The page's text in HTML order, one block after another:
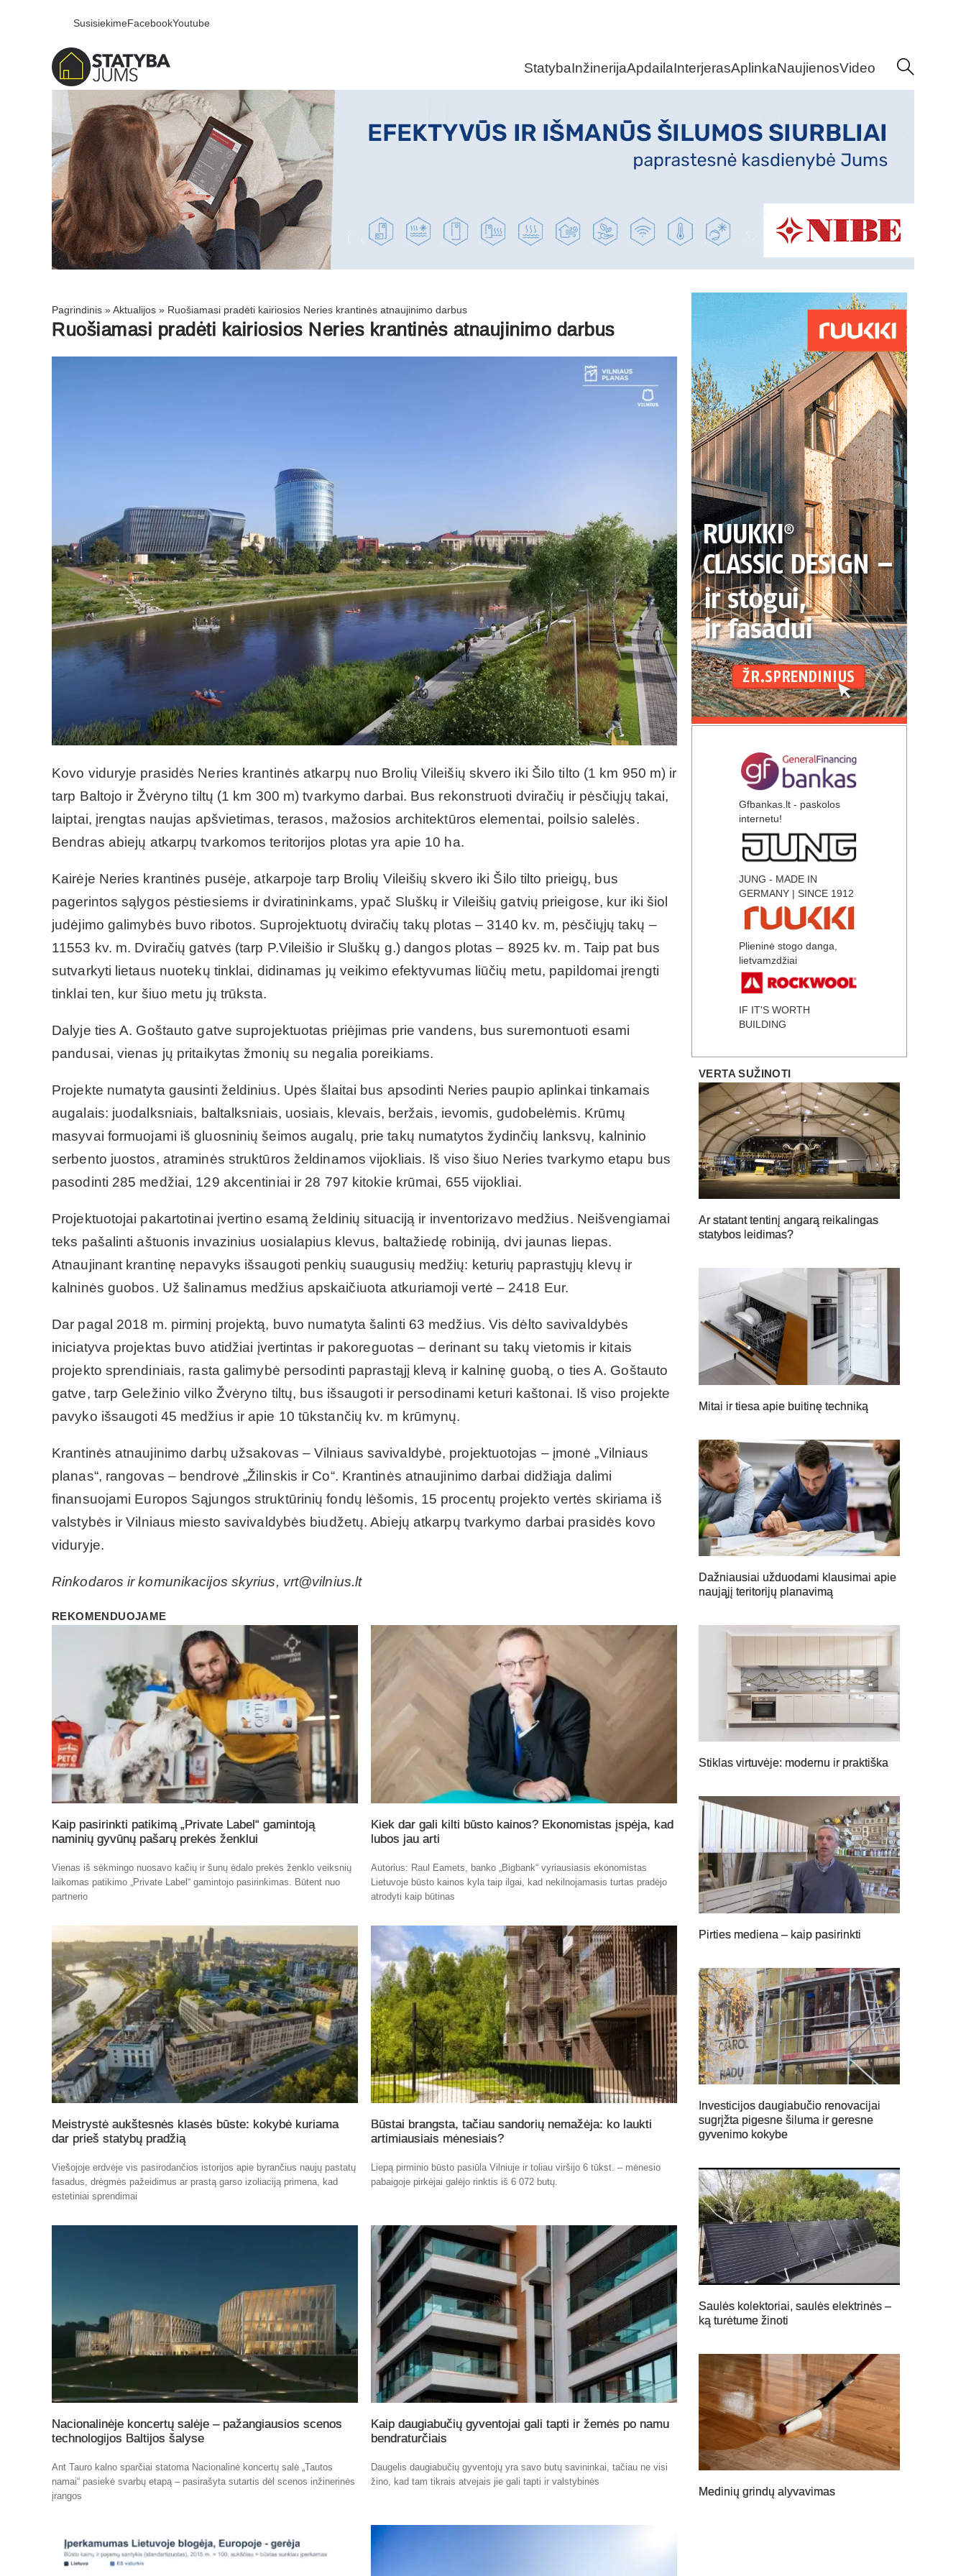
SusisiekimeFacebookYoutube
StatybaInžinerijaApdailaInterjerasAplinkaNaujienosVideo
Pagrindinis »Aktualijos » Ruošiamasi pradėti kairiosios Neries krantinės atnaujinimo darbus
Ruošiamasi pradėti kairiosios Neries krantinės atnaujinimo darbus
Kovo viduryje prasidės Neries krantinės atkarpų nuo Brolių Vileišių skvero iki Šilo tilto (1 km 950 m) ir
tarp Baltojo ir Žvėryno tiltų (1 km 300 m) tvarkymo darbai. Bus rekonstruoti dviračių ir pėsčiųjų takai,
laiptai, įrengtas naujas apšvietimas, terasos, mažosios architektūros elementai, poilsio salelės.
Bendras abiejų atkarpų tvarkomos teritorijos plotas yra apie 10 ha.
Kairėje Neries krantinės pusėje, atkarpoje tarp Brolių Vileišių skvero iki Šilo tilto prieigų, bus
pagerintos sąlygos pėstiesiems ir dviratininkams, ypač Sluškų ir Vileišių gatvių prieigose, kur iki šiol
judėjimo galimybės buvo ribotos. Suprojektuotų dviračių takų plotas – 3140 kv. m, pėsčiųjų takų –
11553 kv. m. Dviračių gatvės (tarp P.Vileišio ir Sluškų g.) dangos plotas – 8925 kv. m. Taip pat bus
sutvarkyti lietaus nuotekų tinklai, didinamas jų veikimo efektyvumas liūčių metu, papildomai įrengti
tinklai ten, kur šiuo metu jų trūksta.
Dalyje ties A. Goštauto gatve suprojektuotas priėjimas prie vandens, bus suremontuoti esami
pandusai, vienas jų pritaikytas žmonių su negalia poreikiams.
Projekte numatyta gausinti želdinius. Upės šlaitai bus apsodinti Neries paupio aplinkai tinkamais
augalais: juodalksniais, baltalksniais, uosiais, klevais, beržais, ievomis, gudobelėmis. Krūmų
masyvai formuojami iš gluosninių šeimos augalų, prie takų numatytos žydinčių lanksvų, kalninio
serbento juostos, atraminės struktūros želdinamos vijokliais. Iš viso šiuo Neries tvarkymo etapu bus
pasodinti 285 medžiai, 129 akcentiniai ir 28 797 kitokie krūmai, 655 vijokliai.
Projektuotojai pakartotinai įvertino esamą želdinių situaciją ir inventorizavo medžius. Neišvengiamai
teks pašalinti aštuonis invazinius uosialapius klevus, baltažiedę robiniją, dvi jaunas liepas.
Atnaujinant krantinę nepavyks išsaugoti penkių suaugusių medžių: keturių paprastųjų klevų ir
kalninės guobos. Už šalinamus medžius apskaičiuota atkuriamoji vertė – 2418 Eur.
Dar pagal 2018 m. pirminį projektą, buvo numatyta šalinti 63 medžius. Vis dėlto savivaldybės
iniciatyva projektas buvo atidžiai įvertintas ir pakoreguotas – derinant su takų vietomis ir kitais
projekto sprendiniais, rasta galimybė persodinti paprastąjį klevą ir kalninę guobą, o ties A. Goštauto
gatve, tarp Geležinio vilko Žvėryno tiltų, bus išsaugoti ir persodinami keturi kaštonai. Iš viso projekte
pavyko išsaugoti 45 medžius ir apie 10 tūkstančių kv. m krūmynų.
Krantinės atnaujinimo darbų užsakovas – Vilniaus savivaldybė, projektuotojas – įmonė „Vilniaus
planas“, rangovas – bendrovė „Žilinskis ir Co“. Krantinės atnaujinimo darbai didžiąja dalimi
finansuojami Europos Sąjungos struktūrinių fondų lėšomis, 15 procentų projekto vertės skiriama iš
valstybės ir Vilniaus miesto savivaldybės biudžetų. Abiejų atkarpų tvarkymo darbai prasidės kovo
viduryje.
Rinkodaros ir komunikacijos skyrius, vrt@vilnius.lt
REKOMENDUOJAME
Kaip pasirinkti patikimą „Private Label“ gamintoją
naminių gyvūnų pašarų prekės ženklui
Vienas iš sėkmingo nuosavo kačių ir šunų ėdalo prekės ženklo veiksnių
laikomas patikimo „Private Label“ gamintojo pasirinkimas. Būtent nuo
partnerio
Kiek dar gali kilti būsto kainos? Ekonomistas įspėja, kad
lubos jau arti
Autorius: Raul Eamets, banko „Bigbank“ vyriausiasis ekonomistas
Lietuvoje būsto kainos kyla taip ilgai, kad nekilnojamasis turtas pradėjo
atrodyti kaip būtinas
Meistrystė aukštesnės klasės būste: kokybė kuriama
dar prieš statybų pradžią
Viešojoje erdvėje vis pasirodančios istorijos apie byrančius naujų pastatų
fasadus, drėgmės pažeidimus ar prastą garso izoliaciją primena, kad
estetiniai sprendimai
Būstai brangsta, tačiau sandorių nemažėja: ko laukti
artimiausiais mėnesiais?
Liepą pirminio būsto pasiūla Vilniuje ir toliau viršijo 6 tūkst. – mėnesio
pabaigoje pirkėjai galėjo rinktis iš 6 072 butų.
Nacionalinėje koncertų salėje – pažangiausios scenos
technologijos Baltijos šalyse
Ant Tauro kalno sparčiai statoma Nacionalinė koncertų salė „Tautos
namai“ pasiekė svarbų etapą – pasirašyta sutartis dėl scenos inžinerinės
įrangos
Kaip daugiabučių gyventojai gali tapti ir žemės po namu
bendraturčiais
Daugelis daugiabučių gyventojų yra savo butų savininkai, tačiau ne visi
žino, kad tam tikrais atvejais jie gali tapti ir valstybinės
Gfbankas.lt - paskolos
internetu!
JUNG - MADE IN
GERMANY | SINCE 1912
Plieninė stogo danga,
lietvamzdžiai
IF IT'S WORTH
BUILDING
VERTA SUŽINOTI
Ar statant tentinį angarą reikalingas
statybos leidimas?
Mitai ir tiesa apie buitinę techniką
Dažniausiai užduodami klausimai apie
naująjį teritorijų planavimą
Stiklas virtuvėje: modernu ir praktiška
Pirties mediena – kaip pasirinkti
Investicijos daugiabučio renovacijai
sugrįžta pigesne šiluma ir geresne
gyvenimo kokybe
Saulės kolektoriai, saulės elektrinės –
ką turėtume žinoti
Medinių grindų alyvavimas